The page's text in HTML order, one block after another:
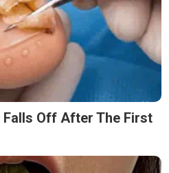
Falls Off After The First